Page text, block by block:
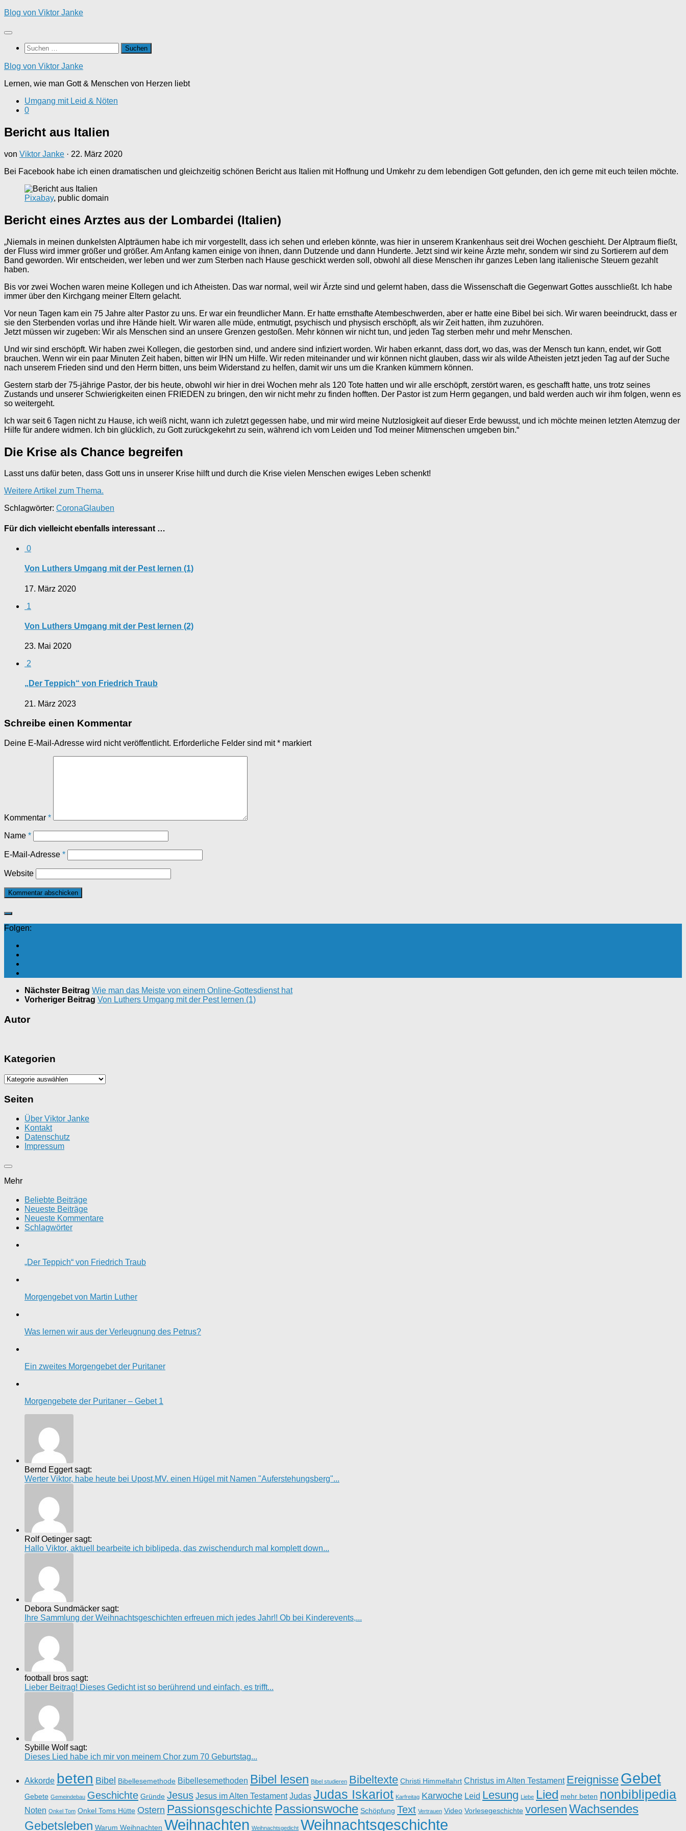
Zum
springen
Blog von Viktor Janke
Suchen
nach:
Blog von Viktor Janke
Lernen, wie man Gott & Menschen von Herzen liebt
Umgang mit Leid & Nöten
0
Bericht aus Italien
von Viktor Janke · 22. März 2020
Bei Facebook habe ich einen dramatischen und gleichzeitig schönen Bericht aus Italien mit Hoffnung und Umkehr zu dem lebendigen Gott gefunden, den ich gerne mit euch teilen möchte.
Pixabay, public domain
Bericht eines Arztes aus der Lombardei (Italien)
„Niemals in meinen dunkelsten Alpträumen habe ich mir vorgestellt, dass ich sehen und erleben könnte, was hier in unserem Krankenhaus seit drei Wochen geschieht. Der Alptraum fließt,
der Fluss wird immer größer und größer. Am Anfang kamen einige von ihnen, dann Dutzende und dann Hunderte. Jetzt sind wir keine Ärzte mehr, sondern wir sind zu Sortierern auf dem
Band geworden. Wir entscheiden, wer leben und wer zum Sterben nach Hause geschickt werden soll, obwohl all diese Menschen ihr ganzes Leben lang italienische Steuern gezahlt
haben.
Bis vor zwei Wochen waren meine Kollegen und ich Atheisten. Das war normal, weil wir Ärzte sind und gelernt haben, dass die Wissenschaft die Gegenwart Gottes ausschließt. Ich habe
immer über den Kirchgang meiner Eltern gelacht.
Vor neun Tagen kam ein 75 Jahre alter Pastor zu uns. Er war ein freundlicher Mann. Er hatte ernsthafte Atembeschwerden, aber er hatte eine Bibel bei sich. Wir waren beeindruckt, dass er
sie den Sterbenden vorlas und ihre Hände hielt. Wir waren alle müde, entmutigt, psychisch und physisch erschöpft, als wir Zeit hatten, ihm zuzuhören.
Jetzt müssen wir zugeben: Wir als Menschen sind an unsere Grenzen gestoßen. Mehr können wir nicht tun, und jeden Tag sterben mehr und mehr Menschen.
Und wir sind erschöpft. Wir haben zwei Kollegen, die gestorben sind, und andere sind infiziert worden. Wir haben erkannt, dass dort, wo das, was der Mensch tun kann, endet, wir Gott
brauchen. Wenn wir ein paar Minuten Zeit haben, bitten wir IHN um Hilfe. Wir reden miteinander und wir können nicht glauben, dass wir als wilde Atheisten jetzt jeden Tag auf der Suche
nach unserem Frieden sind und den Herrn bitten, uns beim Widerstand zu helfen, damit wir uns um die Kranken kümmern können.
Gestern starb der 75-jährige Pastor, der bis heute, obwohl wir hier in drei Wochen mehr als 120 Tote hatten und wir alle erschöpft, zerstört waren, es geschafft hatte, uns trotz seines
Zustands und unserer Schwierigkeiten einen FRIEDEN zu bringen, den wir nicht mehr zu finden hofften. Der Pastor ist zum Herrn gegangen, und bald werden auch wir ihm folgen, wenn es
so weitergeht.
Ich war seit 6 Tagen nicht zu Hause, ich weiß nicht, wann ich zuletzt gegessen habe, und mir wird meine Nutzlosigkeit auf dieser Erde bewusst, und ich möchte meinen letzten Atemzug der
Hilfe für andere widmen. Ich bin glücklich, zu Gott zurückgekehrt zu sein, während ich vom Leiden und Tod meiner Mitmenschen umgeben bin.“
Die Krise als Chance begreifen
Lasst uns dafür beten, dass Gott uns in unserer Krise hilft und durch die Krise vielen Menschen ewiges Leben schenkt!
Weitere Artikel zum Thema.
Schlagwörter: CoronaGlauben
Für dich vielleicht ebenfalls interessant …
0
Von Luthers Umgang mit der Pest lernen (1)
17. März 2020
1
Von Luthers Umgang mit der Pest lernen (2)
23. Mai 2020
2
„Der Teppich“ von Friedrich Traub
21. März 2023
Schreibe einen Kommentar
Deine E-Mail-Adresse wird nicht veröffentlicht. Erforderliche Felder sind mit* markiert
Kommentar *
Name *
E-Mail-Adresse *
Website
Folgen:
Nächster Beitrag Wie man das Meiste von einem Online-Gottesdienst hat
Vorheriger Beitrag Von Luthers Umgang mit der Pest lernen (1)
Autor
Kategorien
Kategorien
Seiten
Über Viktor Janke
Kontakt
Datenschutz
Impressum
Mehr
Beliebte Beiträge
Neueste Beiträge
Neueste Kommentare
Schlagwörter
„Der Teppich“ von Friedrich Traub
Morgengebet von Martin Luther
Was lernen wir aus der Verleugnung des Petrus?
Ein zweites Morgengebet der Puritaner
Morgengebete der Puritaner – Gebet 1
Bernd Eggert sagt:
Werter Viktor, habe heute bei Upost,MV. einen Hügel mit Namen "Auferstehungsberg"...
Rolf Oetinger sagt:
Hallo Viktor, aktuell bearbeite ich biblipeda, das zwischendurch mal komplett down...
Debora Sundmäcker sagt:
Ihre Sammlung der Weihnachtsgeschichten erfreuen mich jedes Jahr!! Ob bei Kinderevents,...
football bros sagt:
Lieber Beitrag! Dieses Gedicht ist so berührend und einfach, es trifft...
Sybille Wolf sagt:
Dieses Lied habe ich mir von meinem Chor zum 70 Geburtstag...
Akkorde beten Bibel Bibellesemethode Bibellesemethoden Bibel lesen Bibel studieren Bibeltexte Christi Himmelfahrt Christus im Alten Testament Ereignisse Gebet
Gebete Gemeindebau Geschichte Gründe Jesus Jesus im Alten Testament Judas Judas Iskariot Karfreitag Karwoche Leid Lesung Liebe Lied mehr beten nonbiblipedia
Noten Onkel Tom Onkel Toms Hütte Ostern Passionsgeschichte Passionswoche Schöpfung Text Vertrauen Video Vorlesegeschichte vorlesen Wachsendes
Gebetsleben Warum Weihnachten Weihnachten Weihnachtsgedicht Weihnachtsgeschichte